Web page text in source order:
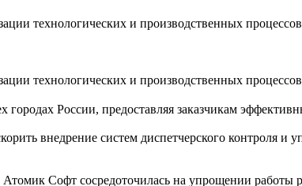
технологических и производственных
технологических и производственных
России, предоставляя заказчикам
внедрение систем диспетчерского контроля и
Софт сосредоточилась на упрощении работы